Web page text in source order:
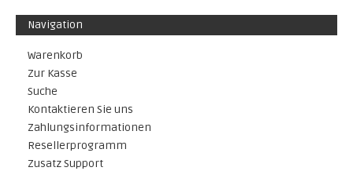
Navigation
Warenkorb
Zur Kasse
Suche
Kontaktieren Sie uns
Zahlungsinformationen
Resellerprogramm
Zusatz Support